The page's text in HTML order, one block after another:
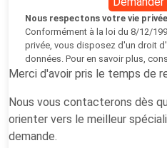
Nous respectons votre vie privée
Conformément à la loi du 8/12/
privée, vous disposez d'un droit
données. Pour en savoir plus,
Merci d'avoir pris le temps de
Nous vous contacterons dès
orienter vers le meilleur
demande.